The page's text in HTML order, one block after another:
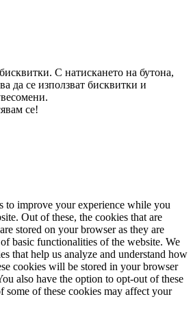
С натискането на бутона,
да се използват бисквитки и
се!
to improve your experience while you
Out of these, the cookies that are
stored on your browser as they are
basic functionalities of the website. We
that help us analyze and understand how
cookies will be stored in your browser
also have the option to opt-out of these
some of these cookies may affect your